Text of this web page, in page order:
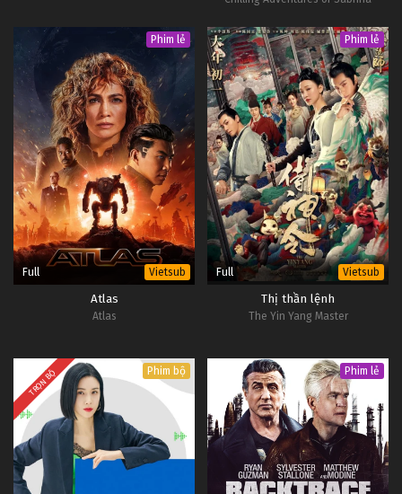
Phim lẻ
Full Vietsub
Atlas
Atlas
Phim lẻ
Full Vietsub
Thị thần lệnh
The Yin Yang Master
TRỌN BỘ Phim bộ Phim lẻ